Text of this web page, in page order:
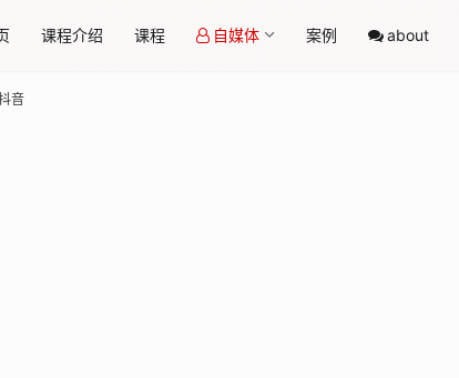
课程介绍 课程 自媒体 案例 about
音